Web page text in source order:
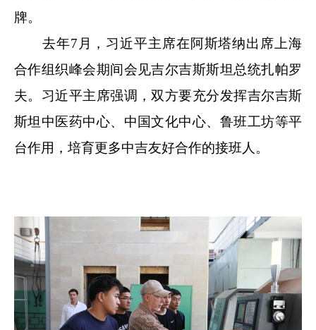
牌。
去年7月，习近平主席在阿斯塔纳出席上海
合作组织峰会期间会见吉尔吉斯斯坦总统扎帕罗
夫。习近平主席强调，双方要充分发挥吉尔吉斯
斯坦中医药中心、中国文化中心、鲁班工坊等平
台作用，培育更多中吉友好合作的接班人。